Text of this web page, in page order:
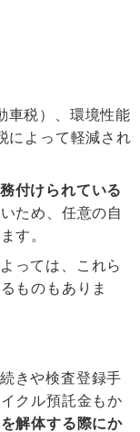
車税）、環境性能
によって軽減され
付けられている
ため、任意の自
す。
っては、これら
ものもありま
きや検査登録手
クル預託金もか
解体する際にか